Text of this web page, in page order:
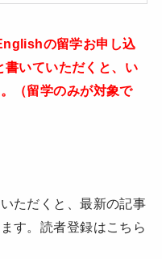
の留学お申し込
書いていただくと、 い
（留学のみが対象で
ただくと、最新の記事
す。読者登録はこちら